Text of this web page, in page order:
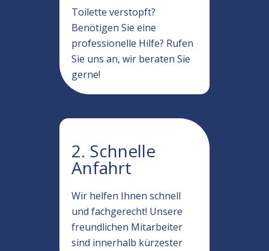
Toilette verstopft?
Benötigen Sie eine
professionelle Hilfe? Rufen
Sie uns an, wir beraten Sie
gerne!
2. Schnelle
Anfahrt
Wir helfen Ihnen schnell
und fachgerecht! Unsere
freundlichen Mitarbeiter
sind innerhalb kürzester